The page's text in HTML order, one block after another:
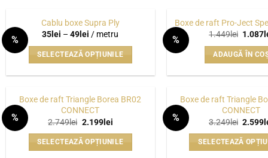
%
WISHLIST
Cablu boxe Supra Ply
35 lei – 49 lei Interval
prețuri:
35lei
la
/ metru
SELECTEAZĂ OPȚIUNILE
are
mai
multe
variații.
Opțiunile
%
Boxe de raft Pro-Ject
1.449lei Prețul
a
fost:
1.087
ADAUGĂ ÎN
%
WISHLIST
Boxe de raft Triangle Borea BR02
CONNECT
2.749lei Prețul
a
fost:
2.199leiPrețul
este:
2.199lei.
SELECTEAZĂ OPȚIUNILE
%
Boxe de raft Triangle
CONNECT
3.249lei Prețul
a
fost:
2.599
SELECTEAZĂ